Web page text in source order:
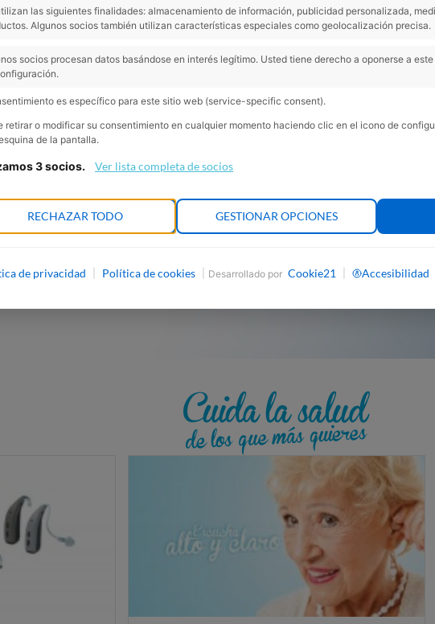
de los audífonos
las siguientes finalidades: almacenamiento de información, publicidad personalizada,
Algunos socios también utilizan características especiales como geolocalización precisa.
socios procesan datos basándose en interés legítimo. Usted tiene derecho a oponerse a
es específico para este sitio web (service-specific consent).
retirar o modificar su consentimiento en cualquier momento haciendo clic en el icono de
de la pantalla.
3 socios. Ver lista completa de socios
RECHAZAR TODO GESTIONAR OPCIONES
de privacidad Política de cookies Desarrollado por Cookie21 Accesibilidad